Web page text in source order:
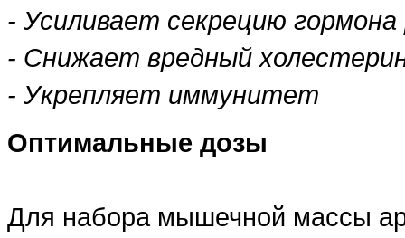
- Усиливает секрецию
- Снижает вредный
- Укрепляет иммунитет
Оптимальные дозы
Для набора мышечной массы